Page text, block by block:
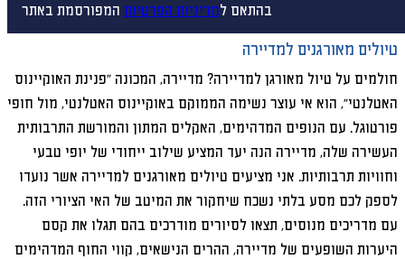
בהתאם למדיניות הפרטיות המפורסמת באתר
טיולים מאורגנים למדיירה
חולמים על טיול מאורגן למדיירה? מדיירה, המכונה "פנינת האוקיינוס
האטלנטי", הוא אי עוצר נשימה הממוקם באוקיינוס האטלנטי, מול חופי
פורטוגל. עם הנופים המדהימים, האקלים המתון והמורשת התרבותית
העשירה שלה, מדיירה הנה יעד המציע שילוב ייחודי של יופי טבעי
וחוויות תרבותיות. אני מציעים טיולים מאורגנים למדיירה אשר נועדו
לספק לכם מסע בלתי נשכח שיחקור את המיטב של האי הציורי הזה.
עם מדריכים מנוסים, תצאו לסיורים מודרכים בהם תגלו את קסם
היערות השופעים של מדיירה, ההרים הנישאים, קווי החוף המדהימים